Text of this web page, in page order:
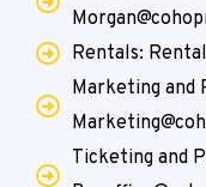
Rentals:
Marketing and
Ticketing and